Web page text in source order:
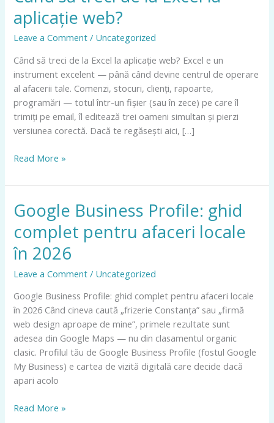
aplicație web?
Leave a Comment / Uncategorized
Când să treci de la Excel la aplicație web? Excel e un
instrument excelent — până când devine centrul de operare
al afacerii tale. Comenzi, stocuri, clienți, rapoarte,
programări — totul într-un fișier (sau în zece) pe care îl
trimiți pe email, îl editează trei oameni simultan și pierzi
versiunea corectă. Dacă te regăsești aici, […]
să
treci
de
Excel
la
aplicație
web?
Read More »
Google Business Profile: ghid
complet pentru afaceri locale
în 2026
Leave a Comment / Uncategorized
Google Business Profile: ghid complet pentru afaceri locale
în 2026 Când cineva caută „frizerie Constanța” sau „firmă
web design aproape de mine”, primele rezultate sunt
adesea din Google Maps — nu din clasamentul organic
clasic. Profilul tău de Google Business Profile (fostul Google
My Business) e cartea de vizită digitală care decide dacă
apari acolo
Google
Business
Profile:
ghid
complet
pentru
afaceri
locale
2026
Read More »